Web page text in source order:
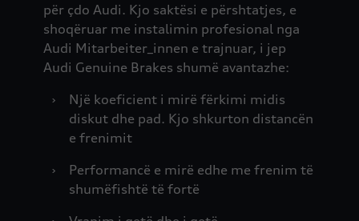
për çdo Audi. Kjo saktësi e përshtatjes, e
shoqëruar me instalimin profesional nga
Audi Mitarbeiter_innen e trajnuar, i jep
Audi Genuine Brakes shumë avantazhe:
›
Një koeficient i mirë fërkimi midis
diskut dhe pad. Kjo shkurton distancën
e frenimit
›
Performancë e mirë edhe me frenim të
shumëfishtë të fortë